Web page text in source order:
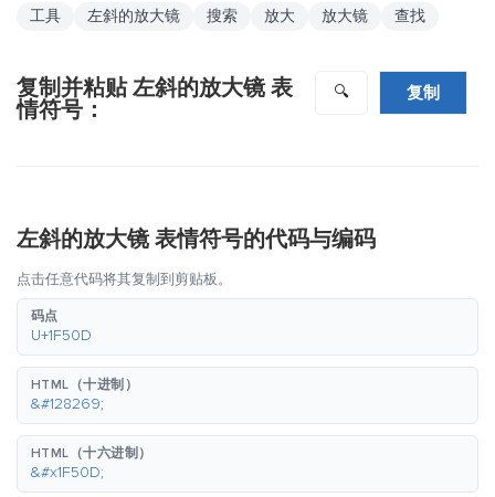
工具 左斜的放大镜 搜索 放大 放大镜 查找
复制并粘贴 左斜的放大镜 表
情符号：
🔍 复制
左斜的放大镜 表情符号的代码与编码
点击任意代码将其复制到剪贴板。
码点
U+1F50D
HTML（十进制）
&#128269;
HTML（十六进制）
&#x1F50D;